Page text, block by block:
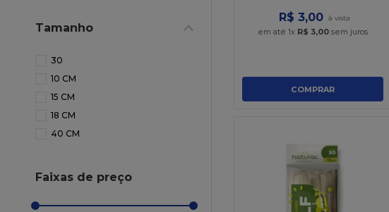
Tamanho
30
10 CM
15 CM
18 CM
40 CM
Faixas de preço
R$ 3,00
em até 1x R$ 3,00 sem juros
COMPRAR